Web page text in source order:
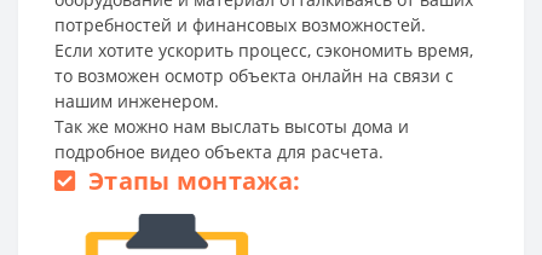
потребностей и финансовых возможностей.
Если хотите ускорить процесс, сэкономить время,
то возможен осмотр объекта онлайн на связи с
нашим инженером.
Так же можно нам выслать высоты дома и
подробное видео объекта для расчета.
Этапы монтажа: